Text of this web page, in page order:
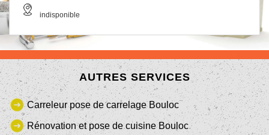
indisponible
AUTRES SERVICES
Carreleur pose de carrelage Bouloc
Rénovation et pose de cuisine Bouloc